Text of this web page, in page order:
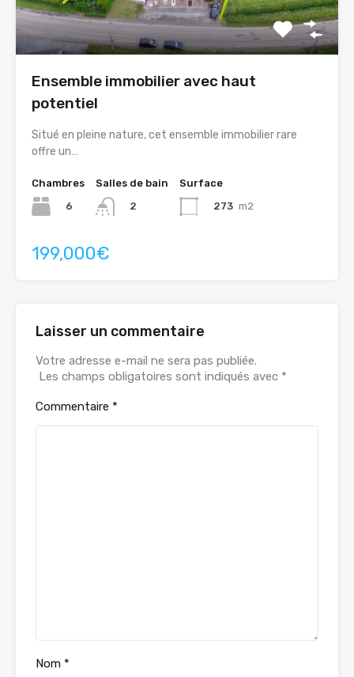
Ensemble immobilier avec haut
potentiel
Situé en pleine nature, cet ensemble immobilier rare
offre un…
Chambres
6
Salles de bain
2
Surface
273 m2
199,000€
Laisser un commentaire
Votre adresse e-mail ne sera pas publiée.
Les champs obligatoires sont indiqués avec *
Commentaire *
Nom *